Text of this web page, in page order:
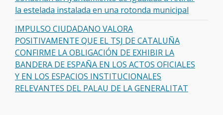
la estelada instalada en una rotonda municipal
IMPULSO CIUDADANO VALORA
POSITIVAMENTE QUE EL TSJ DE CATALUÑA
CONFIRME LA OBLIGACIÓN DE EXHIBIR LA
BANDERA DE ESPAÑA EN LOS ACTOS OFICIALES
Y EN LOS ESPACIOS INSTITUCIONALES
RELEVANTES DEL PALAU DE LA GENERALITAT